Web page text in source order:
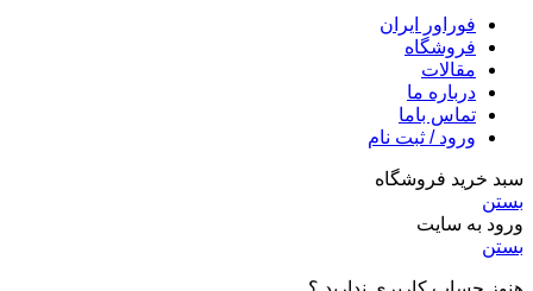
فوراور ایران
فروشگاه
مقالات
درباره ما
تماس باما
ورود / ثبت نام
سبد خرید فروشگاه
بستن
ورود به سایت
بستن